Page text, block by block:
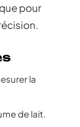
pour
la
de lait.